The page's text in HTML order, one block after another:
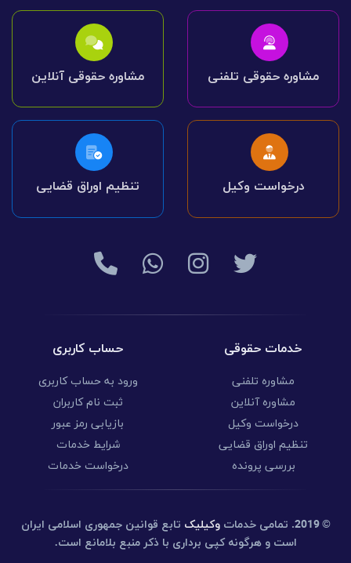
مشاوره حقوقی تلفنی مشاوره حقوقی آنلاین
درخواست وکیل تنظیم اوراق قضایی
خدمات حقوقی
مشاوره تلفنی
مشاوره آنلاین
درخواست وکیل
تنظیم اوراق قضایی
بررسی پرونده
حساب کاربری
ورود به حساب کاربری
ثبت نام کاربران
بازیابی رمز عبور
شرایط خدمات
درخواست خدمات
© 2019. تمامی خدماتوکیلیک تابع قوانین جمهوری اسلامی ایران
است و هرگونه کپی برداری با ذکر منبع بلامانع است.